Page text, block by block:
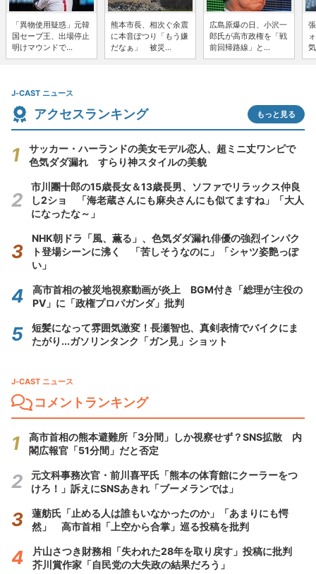
「異物使用疑惑」元韓
国セーブ王、出場停止
明けマウンドで...
熊本市長、相次ぐ余震
に本音ぽつり「もう嫌
だなぁ」 被災...
広島原爆の日、小沢一
郎氏が高市政権を「戦
前回帰路線」と...
J-CAST ニュース
アクセスランキング もっと見る
サッカー・ハーランドの美女モデル恋人、超ミニ丈ワンピで
色気ダダ漏れ すらり神スタイルの美貌
市川團十郎の15歳長女＆13歳長男、ソファでリラックス仲良
し2ショ 「海老蔵さんにも麻央さんにも似てますね」「大人
になったな～」
NHK朝ドラ「風、薫る」、色気ダダ漏れ俳優の強烈インパク
ト登場シーンに沸く 「苦しそうなのに」「シャツ姿艶っぽ
い」
高市首相の被災地視察動画が炎上 BGM付き「総理が主役の
PV」に「政権プロパガンダ」批判
短髪になって雰囲気激変！長瀬智也、真剣表情でバイクにま
たがり...ガソリンタンク「ガン見」ショット
J-CAST ニュース
コメントランキング
高市首相の熊本避難所「3分間」しか視察せず？SNS拡散 内
閣広報官「51分間」だと否定
元文科事務次官・前川喜平氏「熊本の体育館にクーラーをつ
けろ！」訴えにSNSあきれ「ブーメランでは」
蓮舫氏「止める人は誰もいなかったのか」「あまりにも愕
然」 高市首相「上空から合掌」巡る投稿を批判
片山さつき財務相「失われた28年を取り戻す」投稿に批判
芥川賞作家「自民党の大失政の結果だろう」